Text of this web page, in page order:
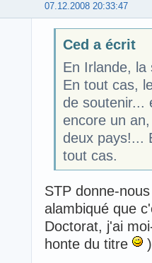
07.12.2008 20:33:47
Ced a écrit
En Irlande, la
En tout cas,
de soutenir...
encore un
deux pays!...
tout cas.
STP donne-
alambiqué que
Doctorat, j'ai
honte du titre
)